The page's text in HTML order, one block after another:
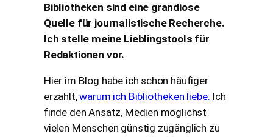
Bibliotheken sind eine grandiose
Quelle für journalistische Recherche.
Ich stelle meine Lieblingstools für
Redaktionen vor.
Hier im Blog habe ich schon häufiger
erzählt,warum ich Bibliotheken liebe. Ich
finde den Ansatz, Medien möglichst
vielen Menschen günstig zugänglich zu